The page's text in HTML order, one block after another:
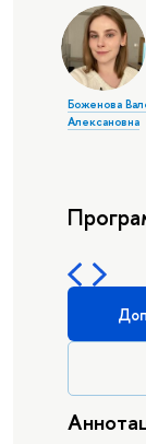
Боженова
Алексановна